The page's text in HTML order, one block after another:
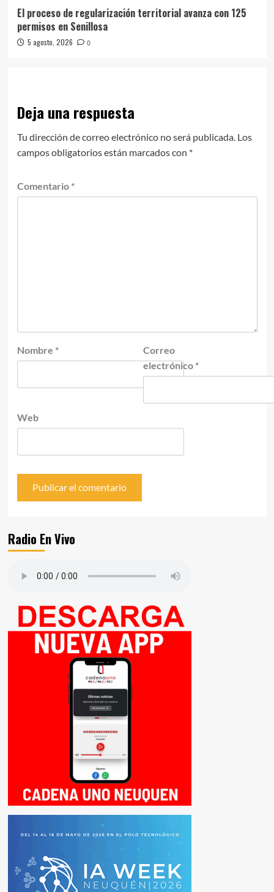
El proceso de regularización territorial avanza con 125
permisos en Senillosa
5 agosto, 2026 0
Deja una respuesta
Tu dirección de correo electrónico no será publicada. Los
campos obligatorios están marcados con *
Comentario *
Nombre *
Correo
electrónico *
Web
Radio En Vivo